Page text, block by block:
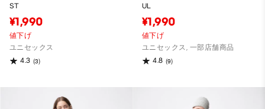
ST
¥1,990
値下げ
ユニセックス
4.3 (3)
UL
¥1,990
値下げ
ユニセックス, 一部店舗商品
4.8 (9)